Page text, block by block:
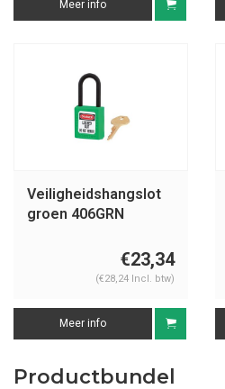
Meer info
Veiligheidshangslot
groen 406GRN
€23,34
(€28,24 Incl. btw)
Meer info
Productbundel